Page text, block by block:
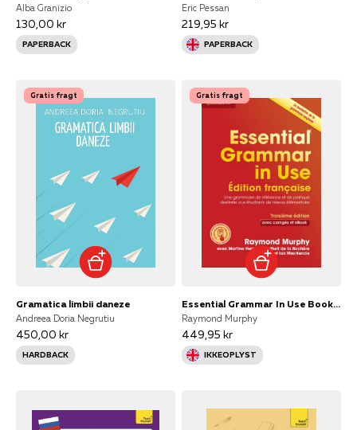
Alba Granizio
130,00 kr
PAPERBACK
Eric Pessan
219,95 kr
PAPERBACK
Gratis fragt
Gramatica limbii daneze
Andreea Doria Negrutiu
450,00 kr
HARDBACK
Gratis fragt
Essential Grammar In Use Book With Answers and Interactive E
Raymond Murphy
449,95 kr
IKKEOPLYST